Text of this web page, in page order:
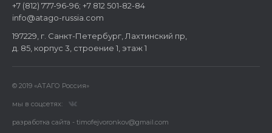
+7 (812) 777-96-96; +7 812 501-82-84
info@atago-russia.com
197229, г. Санкт-Петербург, Лахтинский пр,
д. 85, корпус 3, строение 1, этаж 1
© 2019 «АТАГО Россия»
мы в соцсетях:
разработка сайта - timofejvoronkov@gmail.com